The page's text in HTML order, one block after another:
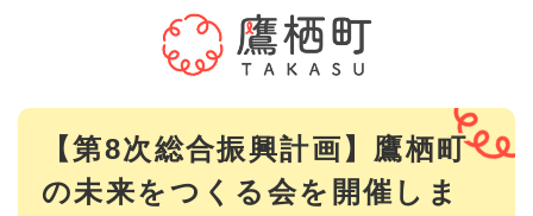
メニューを飛ばして本文へ
本
【第8次総合振興計画】鷹栖町
の未来をつくる会を開催しま